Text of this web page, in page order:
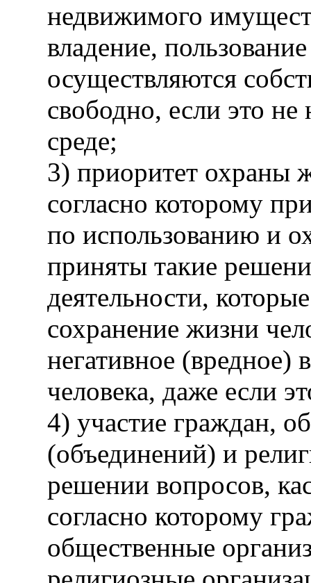
недвижимого
владение,
осуществляются
свободно, если это
среде;
3) приоритет охраны
согласно которому
по использованию и
приняты такие
деятельности,
сохранение жизни
негативное (вредное)
человека, даже если
4) участие граждан,
(объединений) и
решении вопросов,
согласно которому
общественные